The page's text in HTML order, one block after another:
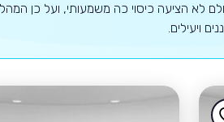
מעולם לא הציעה כיסוי כה משמעותי, ועל כן
ויעילים.